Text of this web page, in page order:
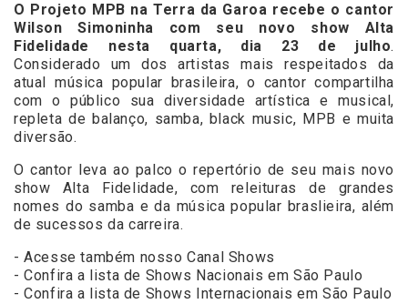
O Projeto MPB na Terra da Garoa recebe o cantor
Wilson Simoninha com seu novo show Alta
Fidelidade nesta quarta, dia 23 de julho.
Considerado um dos artistas mais respeitados da
atual música popular brasileira, o cantor compartilha
com o público sua diversidade artística e musical,
repleta de balanço, samba, black music, MPB e muita
diversão.
O cantor leva ao palco o repertório de seu mais novo
show Alta Fidelidade, com releituras de grandes
nomes do samba e da música popular braslieira, além
de sucessos da carreira.
- Acesse também nosso Canal Shows
- Confira a lista de Shows Nacionais em São Paulo
- Confira a lista de Shows Internacionais em São Paulo